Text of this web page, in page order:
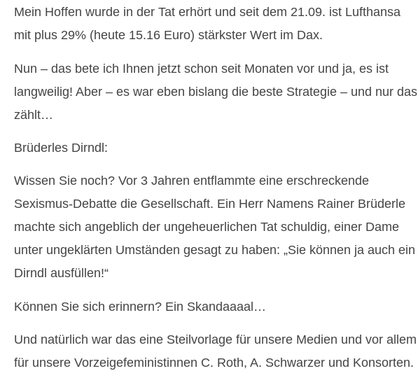
Mein Hoffen wurde in der Tat erhört und seit dem 21.09. ist Lufthansa
mit plus 29% (heute 15.16 Euro) stärkster Wert im Dax.
Nun – das bete ich Ihnen jetzt schon seit Monaten vor und ja, es ist
langweilig! Aber – es war eben bislang die beste Strategie – und nur das
zählt…
Brüderles Dirndl:
Wissen Sie noch? Vor 3 Jahren entflammte eine erschreckende
Sexismus-Debatte die Gesellschaft. Ein Herr Namens Rainer Brüderle
machte sich angeblich der ungeheuerlichen Tat schuldig, einer Dame
unter ungeklärten Umständen gesagt zu haben: „Sie können ja auch ein
Dirndl ausfüllen!“
Können Sie sich erinnern? Ein Skandaaaal…
Und natürlich war das eine Steilvorlage für unsere Medien und vor allem
für unsere Vorzeigefeministinnen C. Roth, A. Schwarzer und Konsorten.